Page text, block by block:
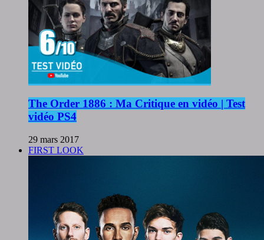
The Order 1886 : Ma Critique en vidéo | Test
vidéo PS4
29 mars 2017
FIRST LOOK